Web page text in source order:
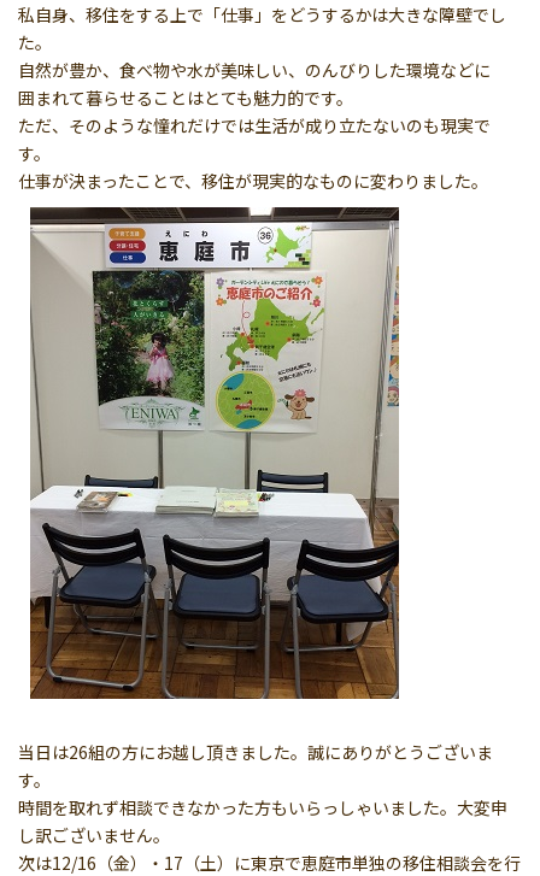
私自身、移住をする上で「仕事」をどうするかは大きな障壁でし
た。
自然が豊か、食べ物や水が美味しい、のんびりした環境などに
囲まれて暮らせることはとても魅力的です。
ただ、そのような憧れだけでは生活が成り立たないのも現実で
す。
仕事が決まったことで、移住が現実的なものに変わりました。
当日は26組の方にお越し頂きました。誠にありがとうございま
す。
時間を取れず相談できなかった方もいらっしゃいました。大変申
し訳ございません。
次は12/16（金）・17（土）に東京で恵庭市単独の移住相談会を行